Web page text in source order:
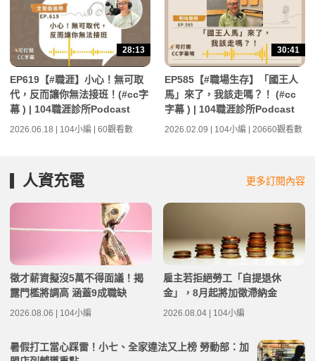
28:13
EP619【#職涯】小心！無可取
代，反而讓你無法接班！(#cc字
幕 ) | 104職涯診所Podcast
2026.06.18 | 104小編 | 60觀看數
30:41
EP585【#職場生存】「國王人
馬」來了，我該走嗎？！ (#cc
字幕 ) | 104職涯診所Podcast
2026.02.09 | 104小編 | 20660觀看數
人資充電 更多訂閱內容
徵才薪資擬沒5萬不得面議！揭
露門檻將調高 涵蓋9成職缺
2026.08.06 | 104小編
雇主若拒絕勞工「自提退休
金」，8月起將加徵滯納金
2026.08.04 | 104小編
暑假打工當心踩雷！小七、全家違法又上榜 勞動部：加